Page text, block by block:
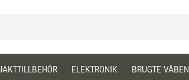
JAKTTILLBEHÖR ELEKTRONIK BRUGTE VÅBEN